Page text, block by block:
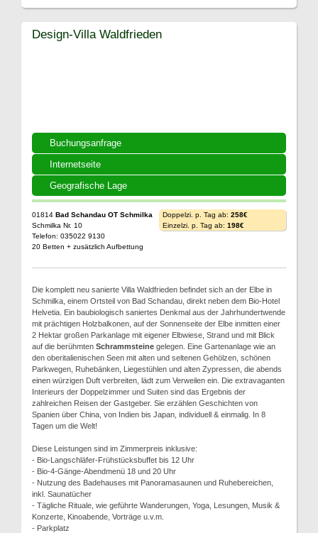
Buchungsanfrage
Internetseite
Geografische Lage
Design-Villa Waldfrieden
01814 Bad Schandau OT Schmilka
Schmilka Nr. 10
Telefon: 035022 9130
20 Betten + zusätzlich Aufbettung
Doppelzi. p. Tag ab: 258€
Einzelzi. p. Tag ab: 198€
Die komplett neu sanierte Villa Waldfrieden befindet sich an der Elbe in
Schmilka, einem Ortsteil von Bad Schandau, direkt neben dem Bio-Hotel
Helvetia. Ein baubiologisch saniertes Denkmal aus der Jahrhundertwende
mit prächtigen Holzbalkonen, auf der Sonnenseite der Elbe inmitten einer
2 Hektar großen Parkanlage mit eigener Elbwiese, Strand und mit Blick
auf die berühmten Schrammsteine gelegen. Eine Gartenanlage wie an
den oberitalienischen Seen mit alten und seltenen Gehölzen, schönen
Parkwegen, Ruhebänken, Liegestühlen und alten Zypressen, die abends
einen würzigen Duft verbreiten, lädt zum Verweilen ein. Die extravaganten
Interieurs der Doppelzimmer und Suiten sind das Ergebnis der
zahlreichen Reisen der Gastgeber. Sie erzählen Geschichten von
Spanien über China, von Indien bis Japan, individuell & einmalig. In 8
Tagen um die Welt!
Diese Leistungen sind im Zimmerpreis inklusive:
- Bio-Langschläfer-Frühstücksbuffet bis 12 Uhr
- Bio-4-Gänge-Abendmenü 18 und 20 Uhr
- Nutzung des Badehauses mit Panoramasaunen und Ruhebereichen,
inkl. Saunatücher
- Tägliche Rituale, wie geführte Wanderungen, Yoga, Lesungen, Musik &
Konzerte, Kinoabende, Vorträge u.v.m.
- Parkplatz